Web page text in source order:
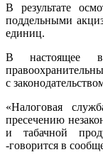
В результате
поддельными
единиц.
В настоящее
с
«Налоговая
пресечению
и табачной
-говорится в